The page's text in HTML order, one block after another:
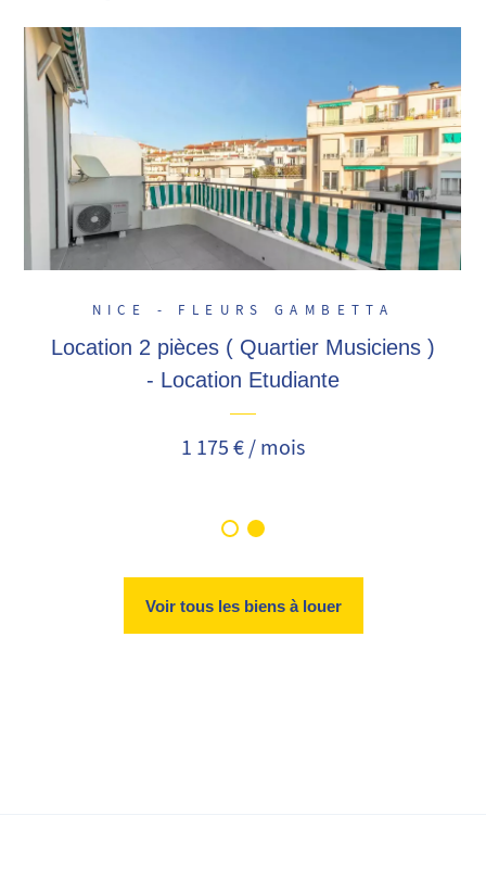
NICE - FLEURS GAMBETTA
Location 2 pièces ( Quartier Musiciens )
- Location Etudiante
1 175 € / mois
Voir tous les biens à louer